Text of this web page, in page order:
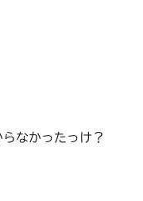
なかったっけ？